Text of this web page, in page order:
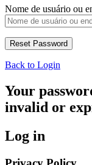
Nome de usuário ou
Back to Login
Your
invalid or
Log in